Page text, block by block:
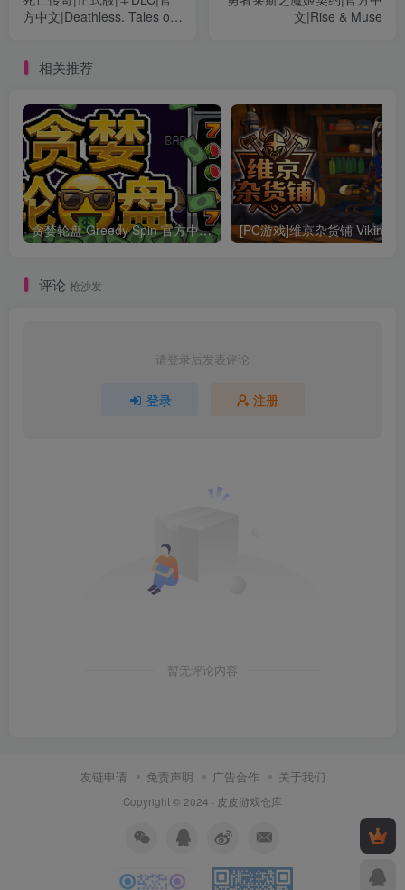
方中文|Deathless. Tales of
文|Rise & Muse
相关推荐
贪婪轮盘 Greedy Spin 官方中文Build.24493828
评论 抢沙发
请登录后发表评论
登录 注册
暂无评论内容
友链申请 免责声明 广告合作 关于我们
Copyright © 2024 · 皮皮游戏仓库